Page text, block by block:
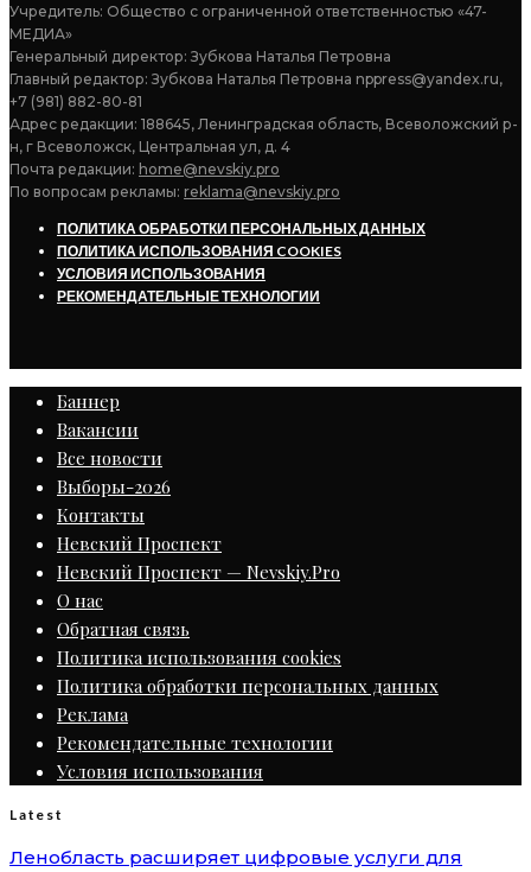
Учредитель: Общество с ограниченной ответственностью «47-
МЕДИА»
Генеральный директор: Зубкова Наталья Петровна
Главный редактор: Зубкова Наталья Петровна nppress@yandex.ru,
+7 (981) 882-80-81
Адрес редакции: 188645, Ленинградская область, Всеволожский р-
н, г Всеволожск, Центральная ул, д. 4
Почта редакции: home@nevskiy.pro
По вопросам рекламы: reklama@nevskiy.pro
ПОЛИТИКА ОБРАБОТКИ ПЕРСОНАЛЬНЫХ ДАННЫХ
ПОЛИТИКА ИСПОЛЬЗОВАНИЯ COOKIES
УСЛОВИЯ ИСПОЛЬЗОВАНИЯ
РЕКОМЕНДАТЕЛЬНЫЕ ТЕХНОЛОГИИ
Баннер
Вакансии
Все новости
Выборы-2026
Контакты
Невский Проспект
Невский Проспект — Nevskiy.Pro
О нас
Обратная связь
Политика использования cookies
Политика обработки персональных данных
Реклама
Рекомендательные технологии
Условия использования
Latest
Ленобласть расширяет цифровые услуги для